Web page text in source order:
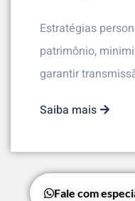
Estratégias
patrimônio,
garantir
Saiba mais
Fale com